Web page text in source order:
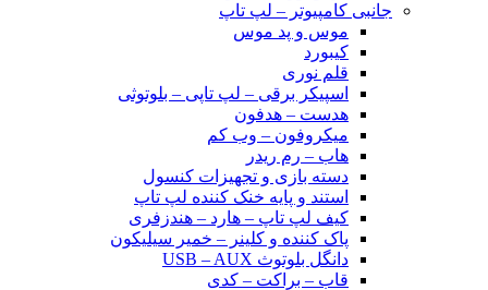
جانبی کامپیوتر – لپ تاپ
موس و پد موس
کیبورد
قلم نوری
اسپیکر برقی – لپ تاپی – بلوتوثی
هدست – هدفون
میکروفون – وب کم
هاب – رم ریدر
دسته بازی و تجهیزات کنسول
استند و پایه خنک کننده لپ تاپ
کیف لپ تاپ – هارد – هندزفری
پاک کننده و کلینر – خمیر سیلیکون
دانگل بلوتوث USB – AUX
قاب – براکت – کدی